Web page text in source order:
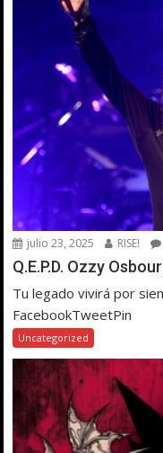
julio 23, 2025 RISE!
Q.E.P.D. Ozzy
Tu legado vivirá por
FacebookTweetPin
Uncategorized